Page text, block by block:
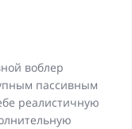
воблер
пассивным
реалистичную